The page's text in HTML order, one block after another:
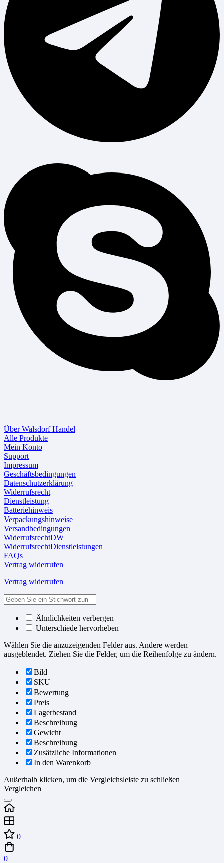
Über Walsdorf Handel
Alle Produkte
Mein Konto
Support
Impressum
Geschäftsbedingungen
Datenschutzerklärung
Widerrufsrecht
Dienstleistung
Batteriehinweis
Verpackungshinweise
Versandbedingungen
WiderrufsrechtDW
WiderrufsrechtDienstleistungen
FAQs
Vertrag widerrufen
Vertrag widerrufen
Ähnlichkeiten verbergen
Unterschiede hervorheben
Wählen Sie die anzuzeigenden Felder aus. Andere werden
ausgeblendet. Ziehen Sie die Felder, um die Reihenfolge zu ändern.
Bild
SKU
Bewertung
Preis
Lagerbestand
Beschreibung
Gewicht
Beschreibung
Zusätzliche Informationen
In den Warenkorb
Außerhalb klicken, um die Vergleichsleiste zu schließen
Vergleichen
0
0